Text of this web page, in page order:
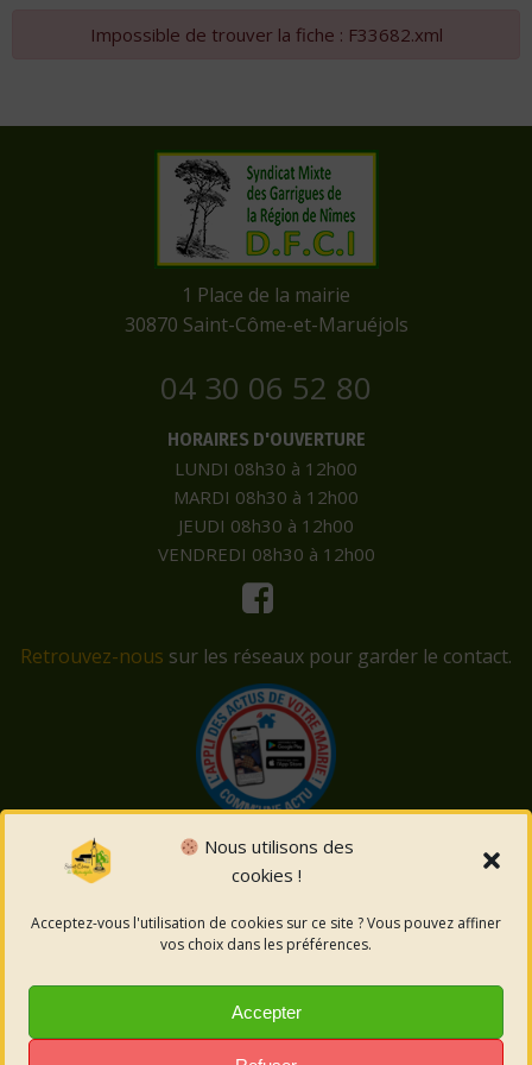
Nous utilisons des
cookies !
Acceptez-vous l'utilisation de cookies sur ce site ? Vous pouvez affiner
vos choix dans les préférences.
Accepter
Impossible de trouver la fiche : F33682.xml
​1 Place de la mairie
​30870 Saint-Côme-et-Maruéjols
04 30 06 52 80
HORAIRES D'OUVERTURE
LUNDI 08h30 à 12h00
MARDI 08h30 à 12h00
JEUDI 08h30 à 12h00
VENDREDI 08h30 à 12h00
Retrouvez-nous sur les réseaux pour garder le contact.
© 2026 Saint-Côme-et-Maruéjols. Un service proposé
Mentions légales